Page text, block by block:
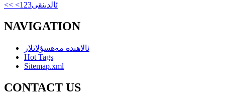
<< <ئالدىنقى 1 23
NAVIGATION
ئالاھىدە مەھسۇلاتلار
Hot Tags
Sitemap.xml
CONTACT US